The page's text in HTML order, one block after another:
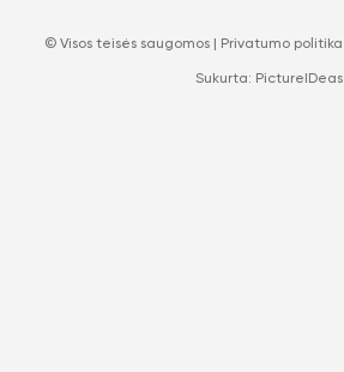
© Visos teisės saugomos | Privatumo politika
Sukurta: PictureIDeas